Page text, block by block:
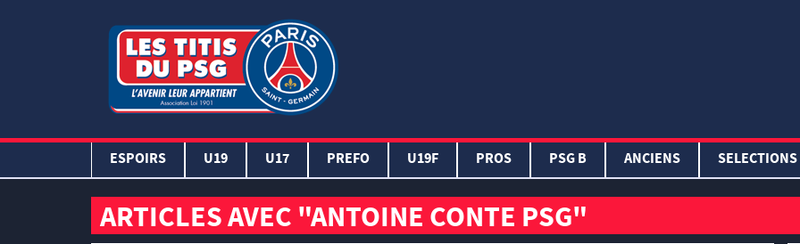
ESPOIRS U19 U17 PREFO U19F PROS PSG B ANCIENS SELECTIONS
ARTICLES AVEC "ANTOINE CONTE PSG"